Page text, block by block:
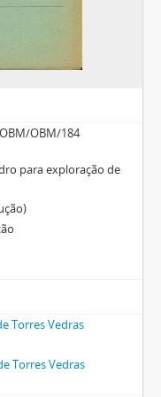
OBM/184
para exploração de
Torres Vedras
Torres Vedras